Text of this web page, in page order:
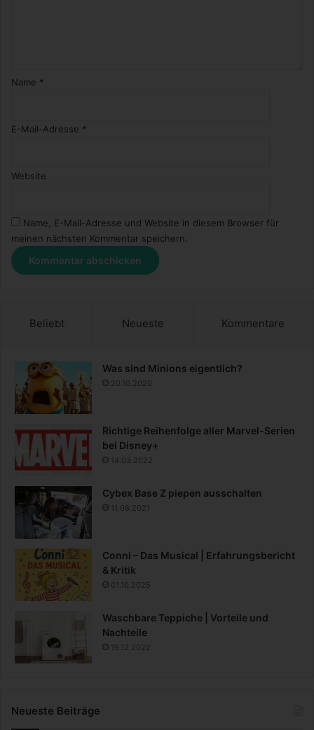
Name *
E-Mail-Adresse *
Website
Name, E-Mail-Adresse und Website in diesem Browser für
meinen nächsten Kommentar speichern.
Beliebt Neueste Kommentare
Was sind Minions eigentlich?
20.10.2020
Richtige Reihenfolge aller Marvel-Serien
bei Disney+
14.03.2022
Cybex Base Z piepen ausschalten
11.08.2021
Conni – Das Musical | Erfahrungsbericht
& Kritik
01.10.2025
Waschbare Teppiche | Vorteile und
Nachteile
19.12.2022
Neueste Beiträge